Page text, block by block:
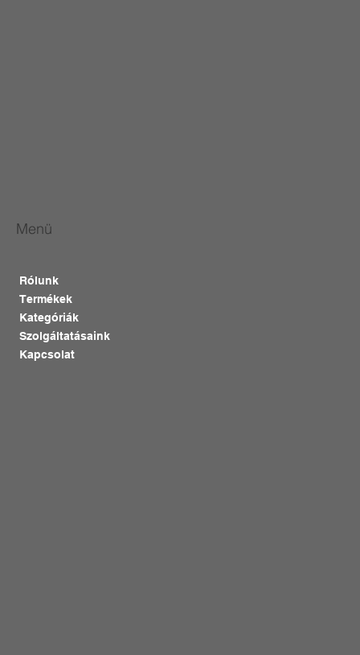
Menü
Rólunk
Termékek
Kategóriák
Szolgáltatásaink
Kapcsolat